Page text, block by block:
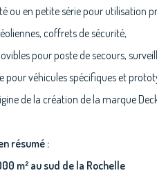
ou en petite série pour utilisation
coffrets de sécurité,
pour poste de secours,
pour véhicules spécifiques et
de la création de la marque
résumé :
m² au sud de la Rochelle